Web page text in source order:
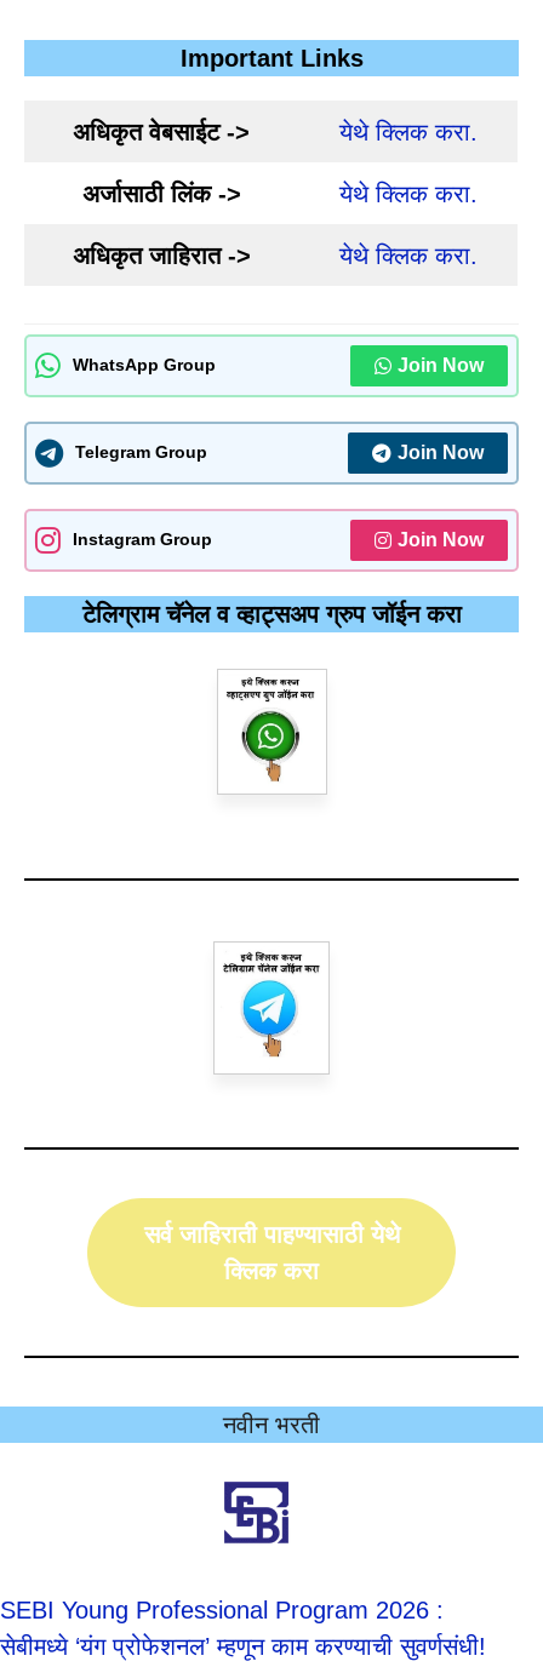
Important Links
अधिकृत वेबसाईट -> येथे क्लिक करा.
अर्जासाठी लिंक -> येथे क्लिक करा.
अधिकृत जाहिरात -> येथे क्लिक करा.
WhatsApp Group Join Now
Telegram Group Join Now
Instagram Group Join Now
टेलिग्राम चॅनेल व व्हाट्सअप ग्रुप जॉईन करा
सर्व जाहिराती पाहण्यासाठी येथे
क्लिक करा
नवीन भरती
SEBI Young Professional Program 2026 :
सेबीमध्ये ‘यंग प्रोफेशनल’ म्हणून काम करण्याची सुवर्णसंधी!